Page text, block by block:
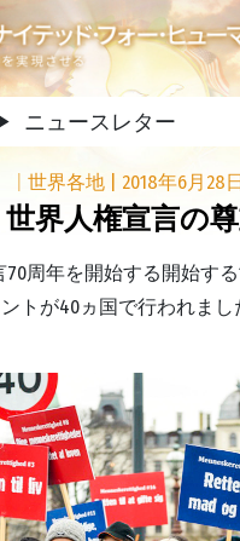
ニュースレター
世界各地 2018年6月28
世界人権宣言の
周年を開始する開始す
ントが40ヵ国で行われまし